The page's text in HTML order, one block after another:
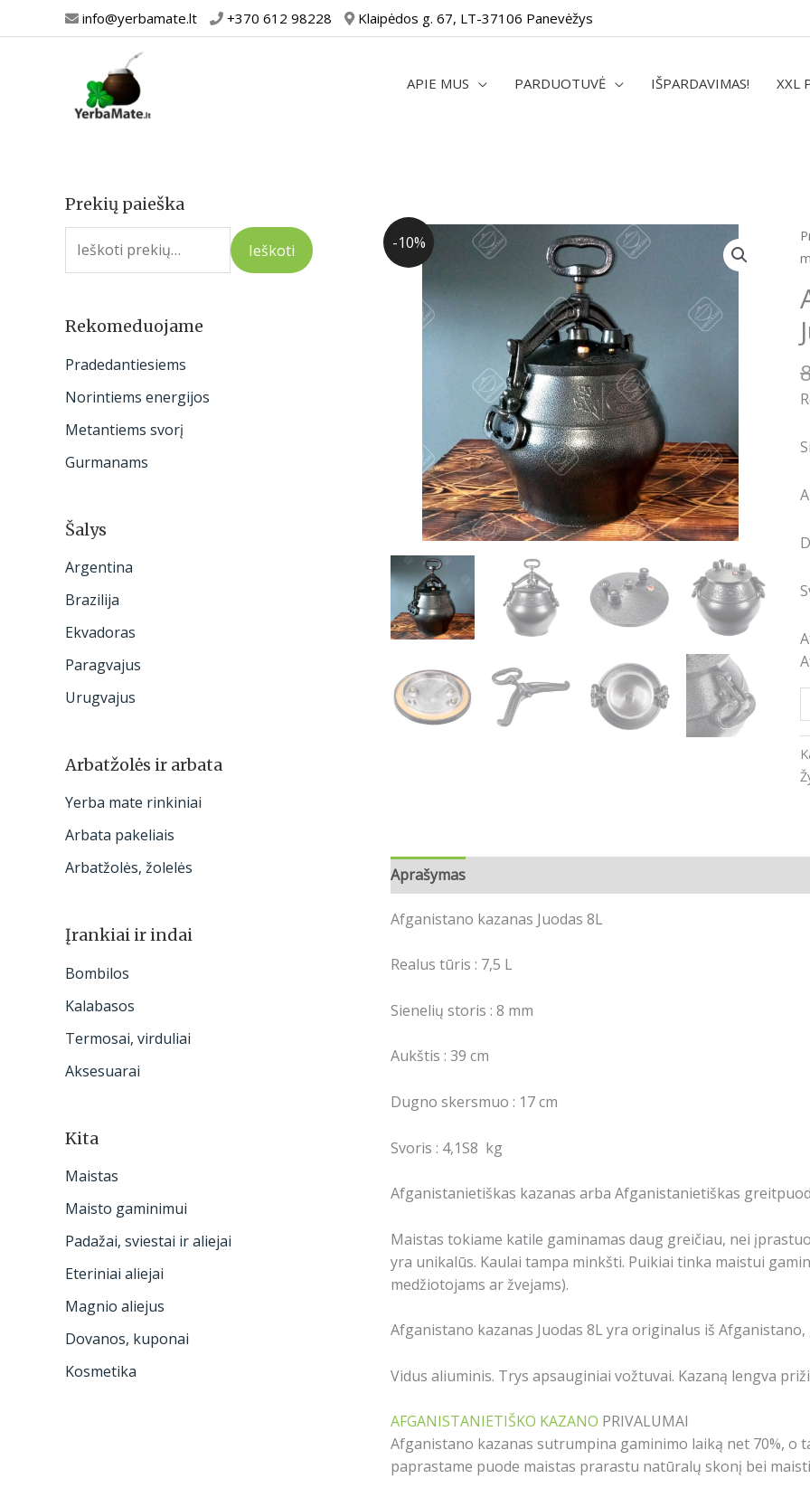
prie
info@yerbamate.lt +370 612 98228 Klaipėdos g. 67, LT-37106 Panevėžys
APIE MUS PARDUOTUVĖ IŠPARDAVIMAS! XXL
Prekių paieška
I
e
o
:
Ieškoti
Rekomeduojame
Pradedantiesiems
Norintiems energijos
Metantiems svorį
Gurmanams
Šalys
Argentina
Brazilija
Ekvadoras
Paragvajus
Urugvajus
Arbatžolės ir arbata
Yerba mate rinkiniai
Arbata pakeliais
Arbatžolės, žolelės
Įrankiai ir indai
Bombilos
Kalabasos
Termosai, virduliai
Aksesuarai
Kita
Maistas
Maisto gaminimui
Padažai, sviestai ir aliejai
Eteriniai aliejai
Magnio aliejus
Dovanos, kuponai
Kosmetika
-10%
Aprašymas
Afganistano kazanas Juodas 8L
Realus tūris : 7,5 L
Sienelių storis : 8 mm
Aukštis : 39 cm
Dugno skersmuo : 17 cm
Svoris : 4,1S8 kg
Afganistanietiškas kazanas arba Afganistanietiškas
Maistas tokiame katile gaminamas daug greičiau, nei
yra unikalūs. Kaulai tampa minkšti. Puikiai tinka maistui
medžiotojams ar žvejams).
Afganistano kazanas Juodas 8L yra originalus iš Afganistano,
Vidus aliuminis. Trys apsauginiai vožtuvai. Kazaną lengva
AFGANISTANIETIŠKO KAZANO PRIVALUMAI
Afganistano kazanas sutrumpina gaminimo laiką net 70%, o
paprastame puode maistas prarastu natūralų skonį bei